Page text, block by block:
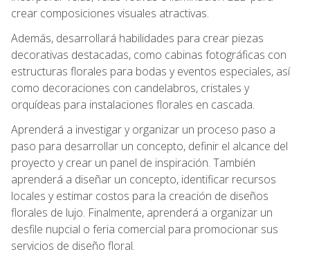
crear composiciones visuales atractivas.
Además, desarrollará habilidades para crear piezas
decorativas destacadas, como cabinas fotográficas con
estructuras florales para bodas y eventos especiales, así
como decoraciones con candelabros, cristales y
orquídeas para instalaciones florales en cascada.
Aprenderá a investigar y organizar un proceso paso a
paso para desarrollar un concepto, definir el alcance del
proyecto y crear un panel de inspiración. También
aprenderá a diseñar un concepto, identificar recursos
locales y estimar costos para la creación de diseños
florales de lujo. Finalmente, aprenderá a organizar un
desfile nupcial o feria comercial para promocionar sus
servicios de diseño floral.